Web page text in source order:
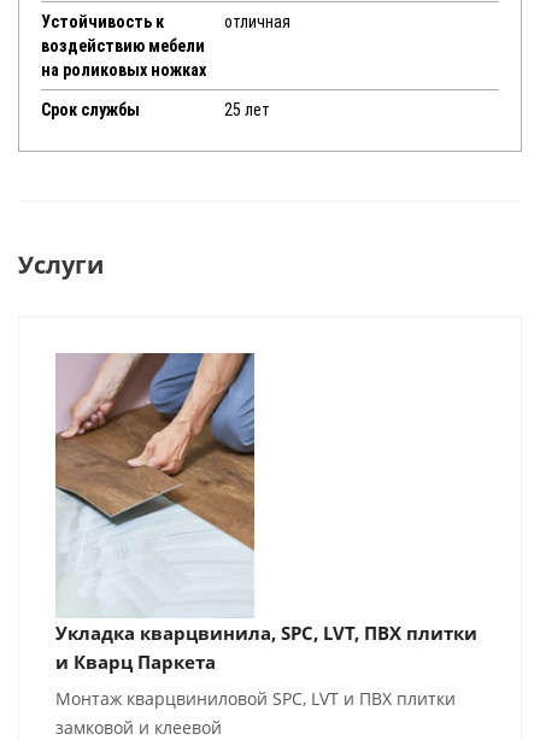
Устойчивость к
воздействию мебели
на роликовых ножках
отличная
Срок службы 25 лет
Услуги
Укладка кварцвинила, SPC, LVT, ПВХ плитки
и Кварц Паркета
Монтаж кварцвиниловой SPC, LVT и ПВХ плитки
замковой и клеевой